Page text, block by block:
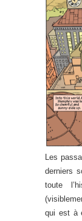
Les
derniers
toute
qui est à